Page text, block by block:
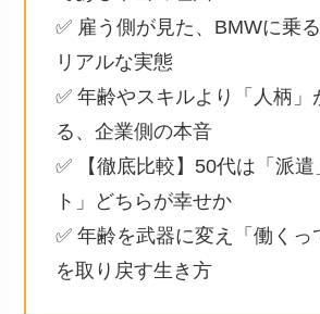
✅ 雇う側が見た、BMWに乗
リアルな実態
✅ 年齢やスキルより「人柄」
る、企業側の本音
✅ 【徹底比較】50代は「派
ト」どちらが幸せか
✅ 年齢を武器に変え「働くっ
を取り戻す生き方